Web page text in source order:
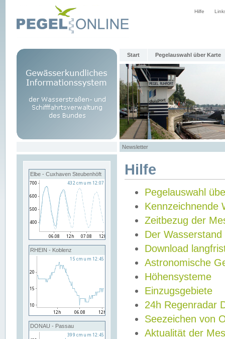
Hilfe
Start Pegelauswahl über Karte
Newsletter
Elbe - Cuxhaven Steubenhöft
RHEIN - Koblenz
DONAU - Passau
Hilfe
Pegelauswahl
Kennzeichnende
Zeitbezug der
Der Wasserstand
Download
Astronomische
Höhensysteme
Einzugsgebiete
24h Regenradar
Seezeichen von
Aktualität der